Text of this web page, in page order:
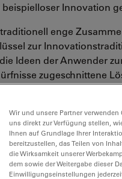
Innovation
enge
zur
Ideen der Anwender
zugeschnittene
Microsystems in drei
führenden Anbietern in
Industrie und
mit 6
einem
Deutschland.
Wir und unsere Partner verwenden
uns direkt zur Verfügung stellen,
Ihnen auf Grundlage Ihrer
bereitzustellen, das Teilen von
die Wirksamkeit unserer
dem sowie der Weitergabe dieser
Einwilligungseinstellungen